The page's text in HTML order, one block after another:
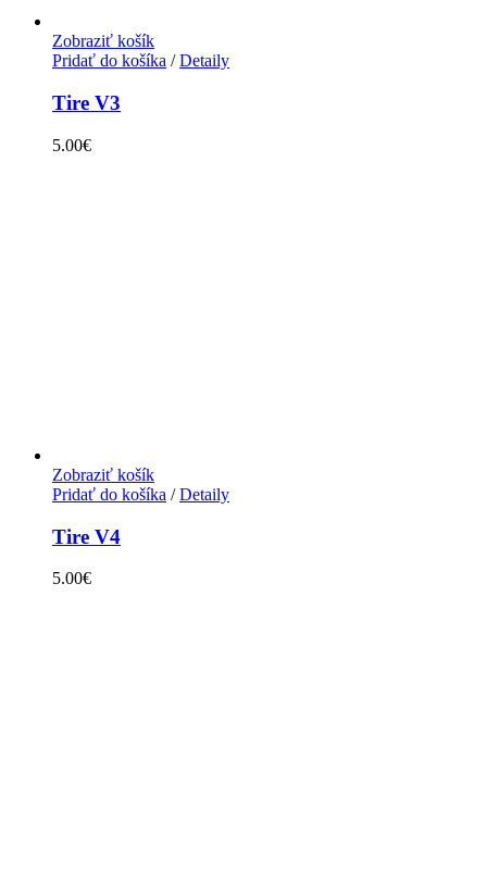
Zobraziť košík
Pridať do košíka / Detaily
Tire V3
5.00€
Zobraziť košík
Pridať do košíka / Detaily
Tire V4
5.00€